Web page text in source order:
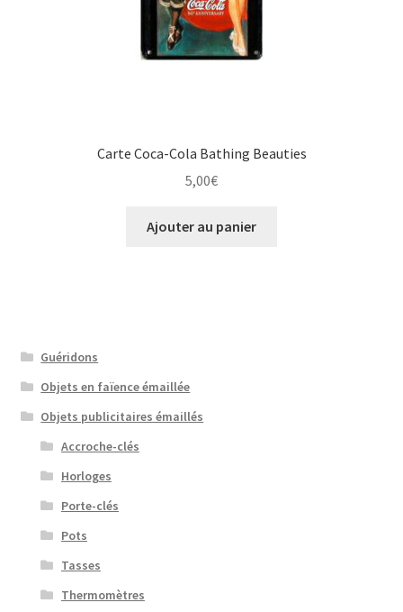
Carte Coca-Cola Bathing Beauties
5,00€
Ajouter au panier
Guéridons
Objets en faïence émaillée
Objets publicitaires émaillés
Accroche-clés
Horloges
Porte-clés
Pots
Tasses
Thermomètres